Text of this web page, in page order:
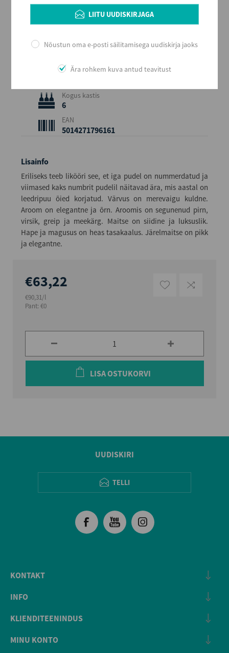
Maison St.Germain
Päritolumaa
Alkoholi sisaldus
Maht (L)
Kogus kastis
6
EAN
5014271796161
Lisainfo
Eriliseks teeb likööri see, et iga pudel on nummerdatud ja
viimased kaks numbrit pudelil näitavad ära, mis aastal on
leedripuu õied korjatud. Värvus on merevaigu kuldne.
Aroom on elegantne ja õrn. Aroomis on segunenud pirn,
virsik, greip ja meekärg. Maitse on siidine ja luksuslik.
Hape ja magusus on heas tasakaalus. Järelmaitse on pikk
ja elegantne.
€63,22
€90,31/l
Pant: €0
LISA OSTUKORVI
UUDISKIRI
TELLI
KONTAKT
INFO
KLIENDITEENINDUS
MINU KONTO
LIITU UUDISKIRJAGA
Nõustun oma e-posti säilitamisega uudiskirja jaoks
Ära rohkem kuva antud teavitust